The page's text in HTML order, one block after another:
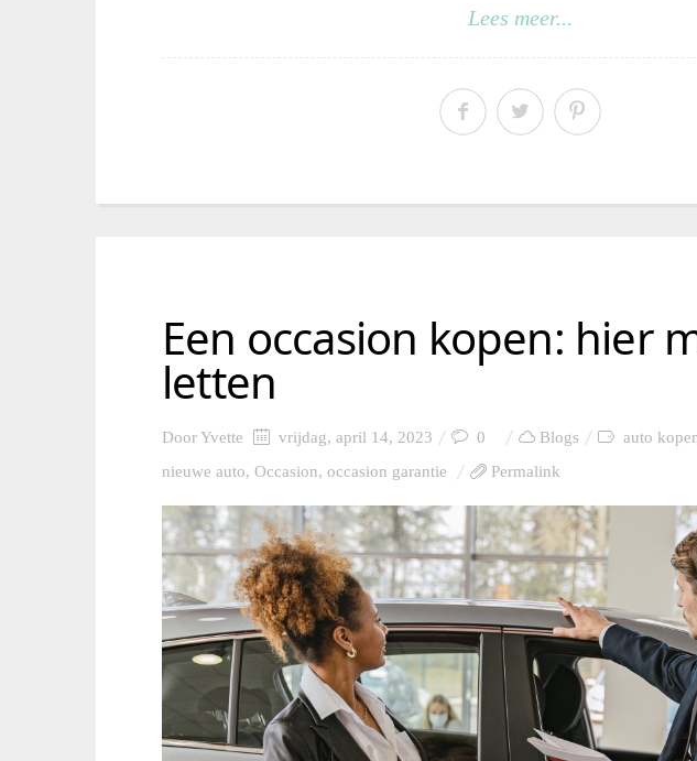
Lees meer...
Een occasion kopen: hier
letten
DoorYvette vrijdag, april 14, 2023 0 Blogs auto
nieuwe auto, Occasion, occasion garantie Permalink